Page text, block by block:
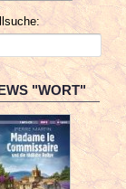
"WORT"